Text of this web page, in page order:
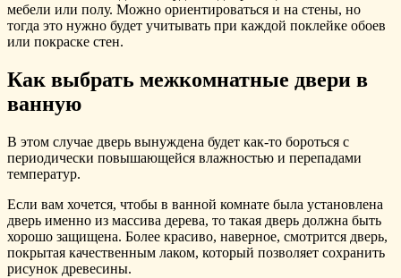
мебели или полу. Можно ориентироваться и на стены, но
тогда это нужно будет учитывать при каждой поклейке обоев
или покраске стен.
Как выбрать межкомнатные двери в
ванную
В этом случае дверь вынуждена будет как-то бороться с
периодически повышающейся влажностью и перепадами
температур.
Если вам хочется, чтобы в ванной комнате была установлена
дверь именно из массива дерева, то такая дверь должна быть
хорошо защищена. Более красиво, наверное, смотрится дверь,
покрытая качественным лаком, который позволяет сохранить
рисунок древесины.